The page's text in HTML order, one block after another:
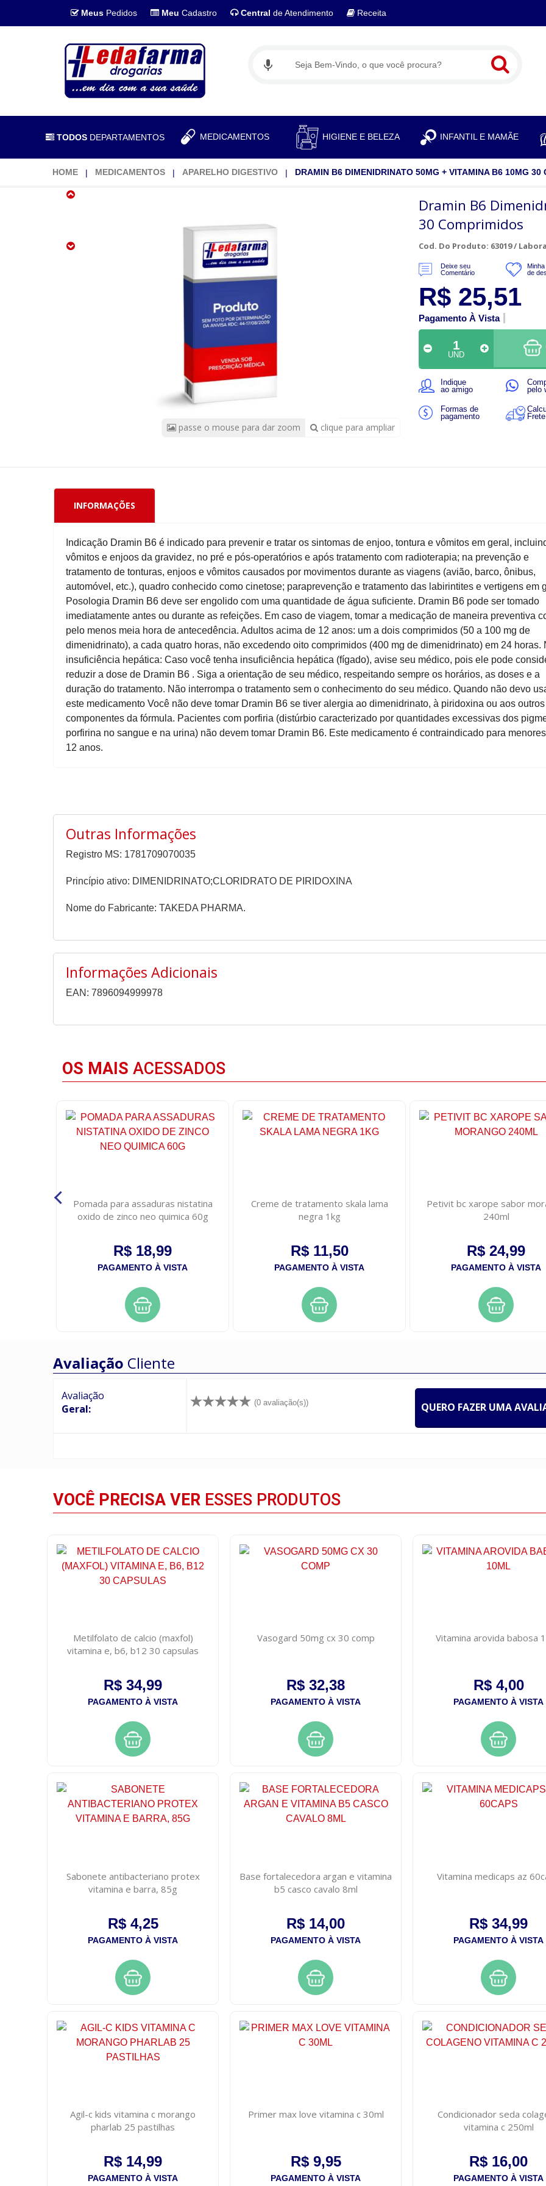
Meus Pedidos Meu Cadastro Central de Atendimento Receita
TODOS DEPARTAMENTOS MEDICAMENTOS HIGIENE E BELEZA INFANTIL E MAMÃE
HOME MEDICAMENTOS APARELHO DIGESTIVO DRAMIN B6 DIMENIDRINATO 50MG + VITAMINA B6 10MG 30
Dramin
Dimenidrinato
passe o mouse para dar zoom clique para ampliar
Dramin B6
30 Comprimidos
Cod. Do Produto: 63019 /
Deixe seu
Comentário
de
R$ 25,51
Pagamento À Vista
UND
Indique
ao amigo
pelo
Formas de
pagamento
INFORMAÇÕES
Indicação Dramin B6 é indicado para prevenir e tratar os sintomas de enjoo, tontura e vômitos em geral,
vômitos e enjoos da gravidez, no pré e pós-operatórios e após tratamento com radioterapia; na prevenção e
tratamento de tonturas, enjoos e vômitos causados por movimentos durante as viagens (avião, barco, ônibus,
automóvel, etc.), quadro conhecido como cinetose; paraprevenção e tratamento das labirintites e vertigens em
Posologia Dramin B6 deve ser engolido com uma quantidade de água suficiente. Dramin B6 pode ser tomado
imediatamente antes ou durante as refeições. Em caso de viagem, tomar a medicação de maneira preventiva
pelo menos meia hora de antecedência. Adultos acima de 12 anos: um a dois comprimidos (50 a 100 mg de
dimenidrinato), a cada quatro horas, não excedendo oito comprimidos (400 mg de dimenidrinato) em 24 horas.
insuficiência hepática: Caso você tenha insuficiência hepática (fígado), avise seu médico, pois ele pode
reduzir a dose de Dramin B6 . Siga a orientação de seu médico, respeitando sempre os horários, as doses e a
duração do tratamento. Não interrompa o tratamento sem o conhecimento do seu médico. Quando não devo
este medicamento Você não deve tomar Dramin B6 se tiver alergia ao dimenidrinato, à piridoxina ou aos outros
componentes da fórmula. Pacientes com porfiria (distúrbio caracterizado por quantidades excessivas dos
porfirina no sangue e na urina) não devem tomar Dramin B6. Este medicamento é contraindicado para
12 anos.
Outras Informações
Registro MS: 1781709070035
Princípio ativo: DIMENIDRINATO;CLORIDRATO DE PIRIDOXINA
Nome do Fabricante: TAKEDA PHARMA.
Informações Adicionais
EAN: 7896094999978
OS MAIS ACESSADOS
Pomada para assaduras nistatina
oxido de zinco neo quimica 60g
R$ 18,99
PAGAMENTO À VISTA
Creme de tratamento skala lama
negra 1kg
R$ 11,50
PAGAMENTO À VISTA
Petivit bc xarope sabor
240ml
R$ 24,99
PAGAMENTO À VISTA
Avaliação Cliente
Avaliação
Geral:
(0 avaliação(s)) QUERO FAZER UMA
VOCÊ PRECISA VER ESSES PRODUTOS
Metilfolato de calcio (maxfol)
vitamina e, b6, b12 30 capsulas
R$ 34,99
PAGAMENTO À VISTA
Vasogard 50mg cx 30 comp
R$ 32,38
PAGAMENTO À VISTA
Vitamina arovida babosa
R$ 4,00
PAGAMENTO À VISTA
Sabonete antibacteriano protex
vitamina e barra, 85g
R$ 4,25
PAGAMENTO À VISTA
Base fortalecedora argan e vitamina
b5 casco cavalo 8ml
R$ 14,00
PAGAMENTO À VISTA
Vitamina medicaps az
R$ 34,99
PAGAMENTO À VISTA
Agil-c kids vitamina c morango
pharlab 25 pastilhas
R$ 14,99
PAGAMENTO À VISTA
Primer max love vitamina c 30ml
R$ 9,95
PAGAMENTO À VISTA
Condicionador seda
vitamina c 250ml
R$ 16,00
PAGAMENTO À VISTA